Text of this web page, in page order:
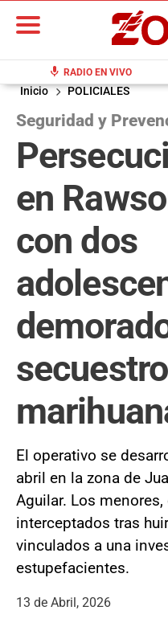
mic RADIO EN VIVO
Inicio POLICIALES
Seguridad y
en
con dos
El operativo se
abril en la zona de
Aguilar. Los
interceptados tras
vinculados a una
estupefacientes.
13 de Abril, 2026